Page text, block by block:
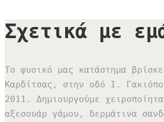
παραλλαγές.
Οι
να
επιλεγούν
στη
σελίδα
του
προϊόντος
Σχετικά με
Το φυσικό μας κατάστημα
Καρδίτσας, στην οδό Ι.
2011. Δημιουργούμε
αξεσουάρ γάμου, δερμάτινα